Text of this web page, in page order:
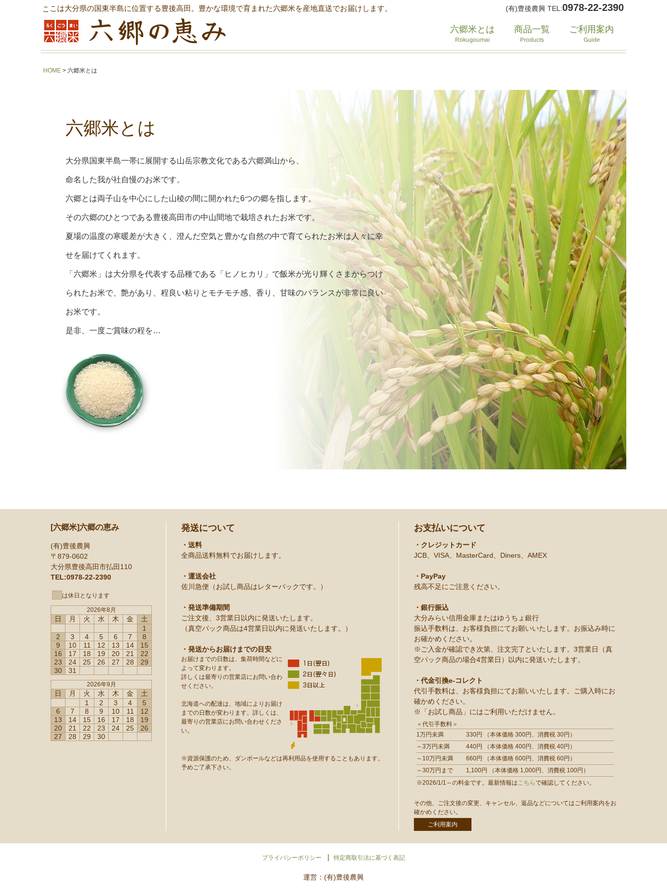
(有)豊後農興 TEL:0978-22-2390
ここは大分県の国東半島に位置する豊後高田。豊かな環境で育まれた六郷米を産地直送でお届けします。
六郷米とは
Rokugoumai
商品一覧
Products
ご利用案内
Guide
HOME > 六郷米とは
六郷米とは
大分県国東半島一帯に展開する山岳宗教文化である六郷満山から、
命名した我が社自慢のお米です。
六郷とは両子山を中心にした山稜の間に開かれた6つの郷を指します。
その六郷のひとつである豊後高田市の中山間地で栽培されたお米です。
夏場の温度の寒暖差が大きく、澄んだ空気と豊かな自然の中で育てられたお米は人々に幸
せを届けてくれます。
「六郷米」は大分県を代表する品種である「ヒノヒカリ」で飯米が光り輝くさまからつけ
られたお米で、艶があり、程良い粘りとモチモチ感、香り、甘味のバランスが非常に良い
お米です。
是非、一度ご賞味の程を…
[六郷米]六郷の恵み
(有)豊後農興
〒879-0602
大分県豊後高田市払田110
TEL:0978-22-2390
は休日となります
2026年8月
日 月 火 水 木 金
土
1
2
3 4 5 6 7
8
9
10 11 12 13 14
15
16
17 18 19 20 21
22
23
24 25 26 27 28
29
30
31
2026年9月
日 月 火 水 木 金
土
1
2 3 4
5
6
7 8 9 10 11
12
13
14 15 16 17 18
19
20
21 22 23 24 25
26
27
28 29 30
発送について
・送料
全商品送料無料でお届けします。
・運送会社
佐川急便（お試し商品はレターパックです。）
・発送準備期間
ご注文後、3営業日以内に発送いたします。
（真空パック商品は4営業日以内に発送いたします。）
・発送からお届けまでの目安
お届けまでの日数は、集荷時間などに
よって変わります。
詳しくは最寄りの営業店にお問い合わ
せください。
北海道への配達は、地域によりお届け
までの日数が変わります。詳しくは、
最寄りの営業店にお問い合わせくださ
い。
※資源保護のため、ダンボールなどは再利用品を使用することもあります。
予めご了承下さい。
お支払いについて
・クレジットカード
JCB、VISA、MasterCard、Diners、AMEX
・PayPay
残高不足にご注意ください。
・銀行振込
大分みらい信用金庫またはゆうちょ銀行
振込手数料は、お客様負担にてお願いいたします。お振込み時に
お確かめください。
※ご入金が確認でき次第、注文完了といたします。3営業日（真
空パック商品の場合4営業日）以内に発送いたします。
・代金引換e-コレクト
代引手数料は、お客様負担にてお願いいたします。ご購入時にお
確かめください。
※「お試し商品」にはご利用いただけません。
＜代引手数料＞
1万円未満
330円 （本体価格 300円、消費税 30円）
～3万円未満
440円 （本体価格 400円、消費税 40円）
～10万円未満
660円 （本体価格 600円、消費税 60円）
～30万円まで
1,100円 （本体価格 1,000円、消費税 100円）
※2026/1/1～の料金です。最新情報はこちらで確認してください。
その他、ご注文後の変更、キャンセル、返品などについてはご利用案内をお
確かめください。
ご利用案内
プライバシーポリシー 特定商取引法に基づく表記
運営：(有)豊後農興